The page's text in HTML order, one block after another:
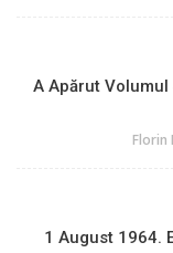
A Apărut Volumul
Florin
1 August 1964.